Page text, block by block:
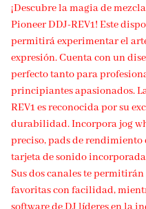
¡Descubre la magia de
Pioneer DDJ-REV1! Este
permitirá experimentar el
expresión. Cuenta con un
perfecto tanto para
principiantes apasionados.
REV1 es reconocida por su
durabilidad. Incorpora jog
preciso, pads de
tarjeta de sonido
Sus dos canales te
favoritas con facilidad,